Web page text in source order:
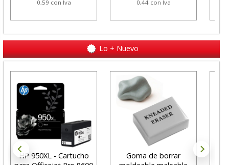
0,59 con Iva 0,44 con Iva
Lo + Nuevo
HP 950XL - Cartucho
Goma de borrar